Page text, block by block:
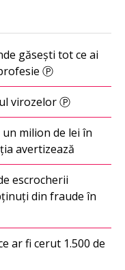
găsești tot ce ai
Ⓟ
virozelor Ⓟ
milion de lei în
avertizează
escrocherii
din fraude în
ar fi cerut 1.500 de